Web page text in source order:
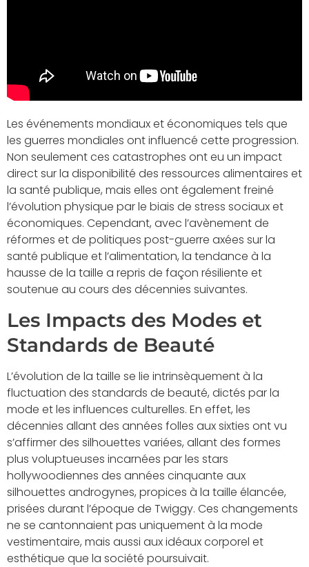
Les événements mondiaux et économiques tels que
les guerres mondiales ont influencé cette progression.
Non seulement ces catastrophes ont eu un impact
direct sur la disponibilité des ressources alimentaires et
la santé publique, mais elles ont également freiné
l’évolution physique par le biais de stress sociaux et
économiques. Cependant, avec l’avènement de
réformes et de politiques post-guerre axées sur la
santé publique et l’alimentation, la tendance à la
hausse de la taille a repris de façon résiliente et
soutenue au cours des décennies suivantes.
Les Impacts des Modes et
Standards de Beauté
L’évolution de la taille se lie intrinsèquement à la
fluctuation des standards de beauté, dictés par la
mode et les influences culturelles. En effet, les
décennies allant des années folles aux sixties ont vu
s’affirmer des silhouettes variées, allant des formes
plus voluptueuses incarnées par les stars
hollywoodiennes des années cinquante aux
silhouettes androgynes, propices à la taille élancée,
prisées durant l’époque de Twiggy. Ces changements
ne se cantonnaient pas uniquement à la mode
vestimentaire, mais aussi aux idéaux corporel et
esthétique que la société poursuivait.